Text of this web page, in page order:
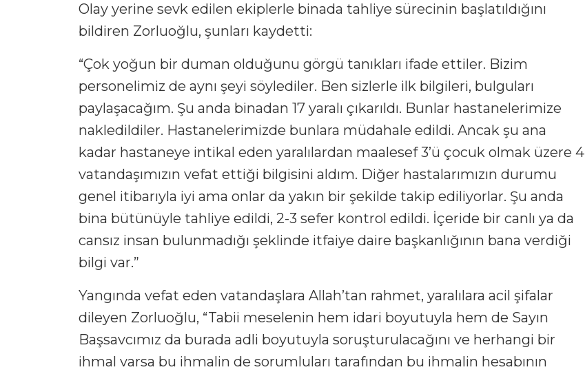
Olay yerine sevk edilen ekiplerle binada tahliye sürecinin başlatıldığını
bildiren Zorluoğlu, şunları kaydetti:
“Çok yoğun bir duman olduğunu görgü tanıkları ifade ettiler. Bizim
personelimiz de aynı şeyi söylediler. Ben sizlerle ilk bilgileri, bulguları
paylaşacağım. Şu anda binadan 17 yaralı çıkarıldı. Bunlar hastanelerimize
nakledildiler. Hastanelerimizde bunlara müdahale edildi. Ancak şu ana
kadar hastaneye intikal eden yaralılardan maalesef 3’ü çocuk olmak üzere 4
vatandaşımızın vefat ettiği bilgisini aldım. Diğer hastalarımızın durumu
genel itibarıyla iyi ama onlar da yakın bir şekilde takip ediliyorlar. Şu anda
bina bütünüyle tahliye edildi, 2-3 sefer kontrol edildi. İçeride bir canlı ya da
cansız insan bulunmadığı şeklinde itfaiye daire başkanlığının bana verdiği
bilgi var.”
Yangında vefat eden vatandaşlara Allah’tan rahmet, yaralılara acil şifalar
dileyen Zorluoğlu, “Tabii meselenin hem idari boyutuyla hem de Sayın
Başsavcımız da burada adli boyutuyla soruşturulacağını ve herhangi bir
ihmal varsa bu ihmalin de sorumluları tarafından bu ihmalin hesabının